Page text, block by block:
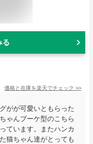
る
価格と在庫を楽天でチェック >>
がが可愛いともらった
ゃんブーケ型のこちら
ています。またハンカ
猫ちゃん達がとっても